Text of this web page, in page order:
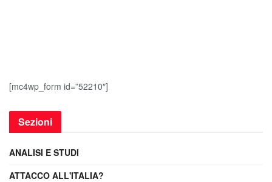
[mc4wp_form id=”52210″]
Sezioni
ANALISI E STUDI
ATTACCO ALL'ITALIA?